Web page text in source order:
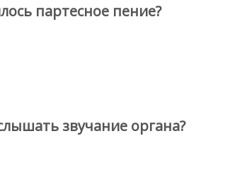
партесное пение?
звучание органа?